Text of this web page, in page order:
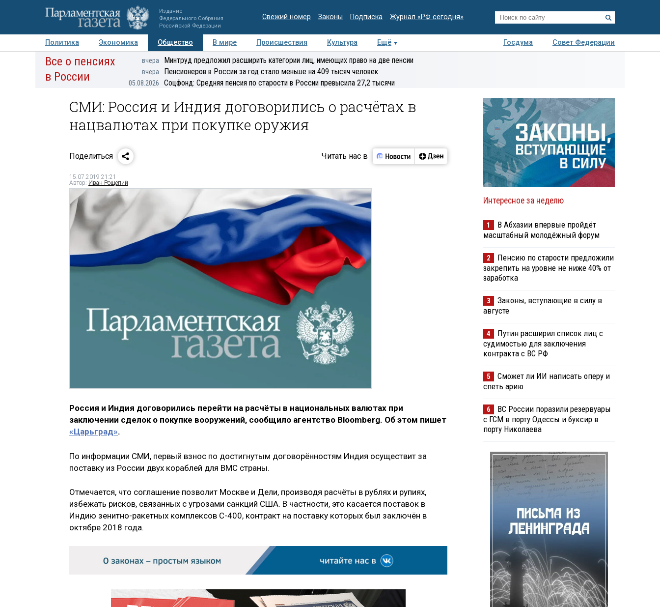
Издание
Федерального Собрания
Российской Федерации
Свежий номер Законы Подписка Журнал «РФ сегодня»
Политика Экономика Общество В мире Происшествия Культура Ещё Госдума
Совет Федерации
Авторы Персоны Мнения Регионы Медиацентр Интервью Колумнисты
Деловая
Все о пенсиях
в России
вчера Минтруд предложил расширить категории лиц, имеющих право на две пенсии
вчера Пенсионеров в России за год стало меньше на 409 тысяч человек
05.08.2026 Соцфонд: Средняя пенсия по старости в России превысила 27,2 тысячи
СМИ: Россия и Индия договорились о расчётах в
нацвалютах при покупке оружия
Поделиться Читать нас в
15.07.2019 21:21
Автор: Иван Рощепий
Россия и Индия договорились перейти на расчёты в национальных валютах при
заключении сделок о покупке вооружений, сообщило агентство Bloomberg. Об этом пишет
«Царьград».
По информации СМИ, первый взнос по достигнутым договорённостям Индия осуществит за
поставку из России двух кораблей для ВМС страны.
Отмечается, что соглашение позволит Москве и Дели, производя расчёты в рублях и рупиях,
избежать рисков, связанных с угрозами санкций США. В частности, это касается поставок в
Индию зенитно-ракетных комплексов С-400, контракт на поставку которых был заключён в
октябре 2018 года.
Интересное за неделю
1
В Абхазии впервые пройдёт
масштабный молодёжный форум
2
Пенсию по старости предложили
закрепить на уровне не ниже 40% от
заработка
3
Законы, вступающие в силу в
августе
4
Путин расширил список лиц с
судимостью для заключения
контракта с ВС РФ
5
Сможет ли ИИ написать оперу и
спеть арию
6
ВС России поразили резервуары
с ГСМ в порту Одессы и буксир в
порту Николаева